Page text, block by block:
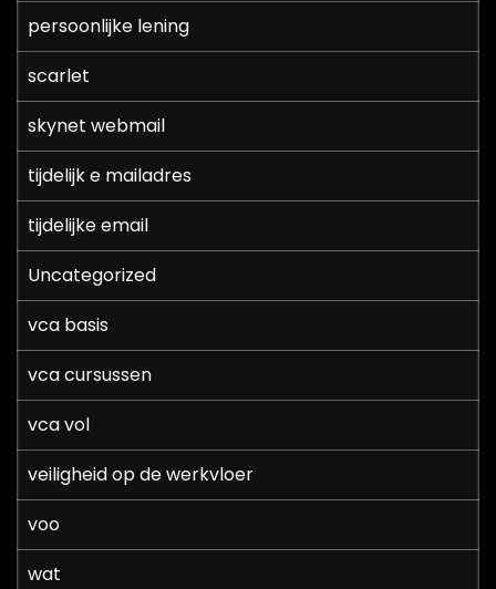
persoonlijke lening
scarlet
skynet webmail
tijdelijk e mailadres
tijdelijke email
Uncategorized
vca basis
vca cursussen
vca vol
veiligheid op de werkvloer
voo
wat